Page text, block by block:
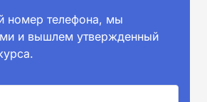
номер телефона, мы
и вышлем утвержденный